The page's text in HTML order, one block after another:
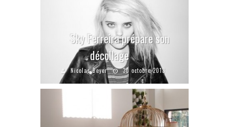
Sky Ferreira prépare son
décollage
Nicolas Beyer 30 octobre 2013